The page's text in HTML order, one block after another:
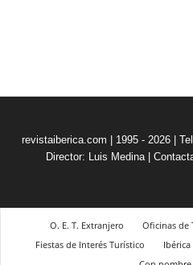
revistaiberica.com | 1995 - 2026 |
Director: Luis Medina|
O. E. T. Extranjero Oficinas de
Fiestas de Interés Turístico